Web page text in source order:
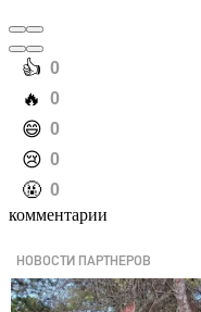
️👍 0
️🔥 0
️😄 0
️😢 0
️🤬 0
комментарии